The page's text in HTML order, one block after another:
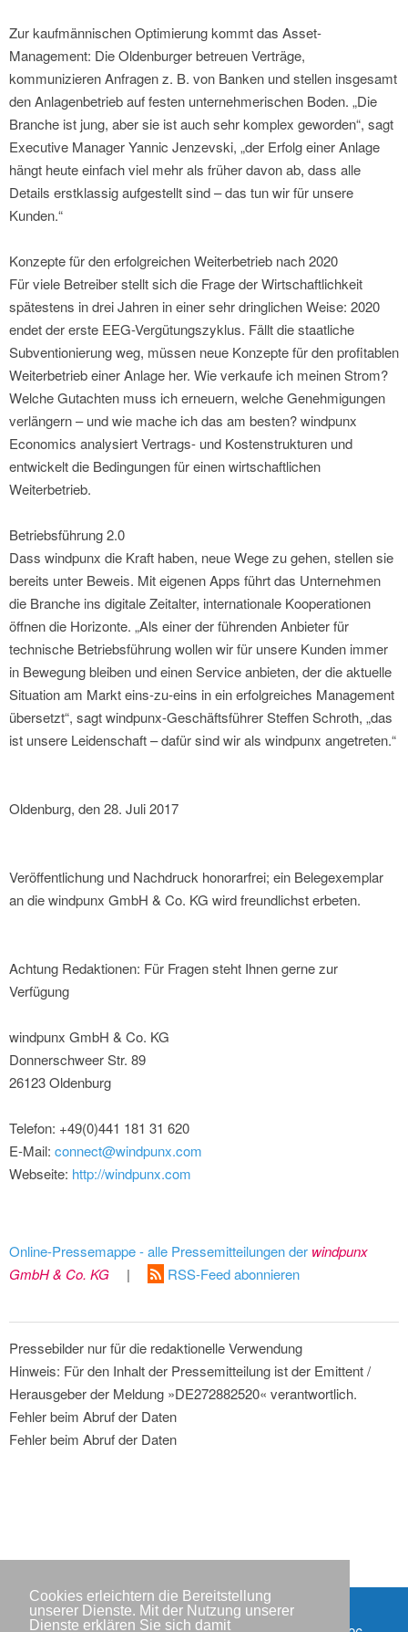
Cookies erleichtern die Bereitstellung
unserer Dienste. Mit der Nutzung unserer
Dienste erklären Sie sich damit
Zur kaufmännischen Optimierung kommt das Asset-
Management: Die Oldenburger betreuen Verträge,
kommunizieren Anfragen z. B. von Banken und stellen insgesamt
den Anlagenbetrieb auf festen unternehmerischen Boden. „Die
Branche ist jung, aber sie ist auch sehr komplex geworden“, sagt
Executive Manager Yannic Jenzevski, „der Erfolg einer Anlage
hängt heute einfach viel mehr als früher davon ab, dass alle
Details erstklassig aufgestellt sind – das tun wir für unsere
Kunden.“
Konzepte für den erfolgreichen Weiterbetrieb nach 2020
Für viele Betreiber stellt sich die Frage der Wirtschaftlichkeit
spätestens in drei Jahren in einer sehr dringlichen Weise: 2020
endet der erste EEG-Vergütungszyklus. Fällt die staatliche
Subventionierung weg, müssen neue Konzepte für den profitablen
Weiterbetrieb einer Anlage her. Wie verkaufe ich meinen Strom?
Welche Gutachten muss ich erneuern, welche Genehmigungen
verlängern – und wie mache ich das am besten? windpunx
Economics analysiert Vertrags- und Kostenstrukturen und
entwickelt die Bedingungen für einen wirtschaftlichen
Weiterbetrieb.
Betriebsführung 2.0
Dass windpunx die Kraft haben, neue Wege zu gehen, stellen sie
bereits unter Beweis. Mit eigenen Apps führt das Unternehmen
die Branche ins digitale Zeitalter, internationale Kooperationen
öffnen die Horizonte. „Als einer der führenden Anbieter für
technische Betriebsführung wollen wir für unsere Kunden immer
in Bewegung bleiben und einen Service anbieten, der die aktuelle
Situation am Markt eins-zu-eins in ein erfolgreiches Management
übersetzt“, sagt windpunx-Geschäftsführer Steffen Schroth, „das
ist unsere Leidenschaft – dafür sind wir als windpunx angetreten.“
Oldenburg, den 28. Juli 2017
Veröffentlichung und Nachdruck honorarfrei; ein Belegexemplar
an die windpunx GmbH & Co. KG wird freundlichst erbeten.
Achtung Redaktionen: Für Fragen steht Ihnen gerne zur
Verfügung
windpunx GmbH & Co. KG
Donnerschweer Str. 89
26123 Oldenburg
Telefon: +49(0)441 181 31 620
E-Mail: connect@windpunx.com
Webseite: http://windpunx.com
Online-Pressemappe - alle Pressemitteilungen der windpunx
GmbH & Co. KG
| RSS-Feed abonnieren
Pressebilder nur für die redaktionelle Verwendung
Hinweis: Für den Inhalt der Pressemitteilung ist der Emittent /
Herausgeber der Meldung »DE272882520« verantwortlich.
Fehler beim Abruf der Daten
Fehler beim Abruf der Daten